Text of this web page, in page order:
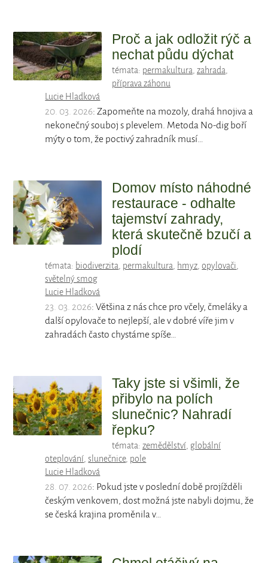
Proč a jak odložit rýč a
nechat půdu dýchat
témata: permakultura, zahrada,
příprava záhonu
Lucie Hladková
20. 03. 2026: Zapomeňte na mozoly, drahá hnojiva a
nekonečný souboj s plevelem. Metoda No-dig boří
mýty o tom, že poctivý zahradník musí…
Domov místo náhodné
restaurace - odhalte
tajemství zahrady,
která skutečně bzučí a
plodí
témata: biodiverzita, permakultura, hmyz,opylovači,
světelný smog
Lucie Hladková
23. 03. 2026: Většina z nás chce pro včely, čmeláky a
další opylovače to nejlepší, ale v dobré víře jim v
zahradách často chystáme spíše…
Taky jste si všimli, že
přibylo na polích
slunečnic? Nahradí
řepku?
témata: zemědělství, globální
oteplování,slunečnice, pole
Lucie Hladková
28. 07. 2026: Pokud jste v poslední době projížděli
českým venkovem, dost možná jste nabyli dojmu, že
se česká krajina proměnila v…